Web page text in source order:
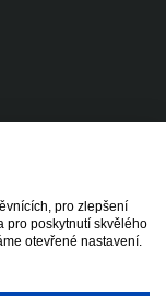
pro zlepšení
pro poskytnutí skvělého
otevřené nastavení.